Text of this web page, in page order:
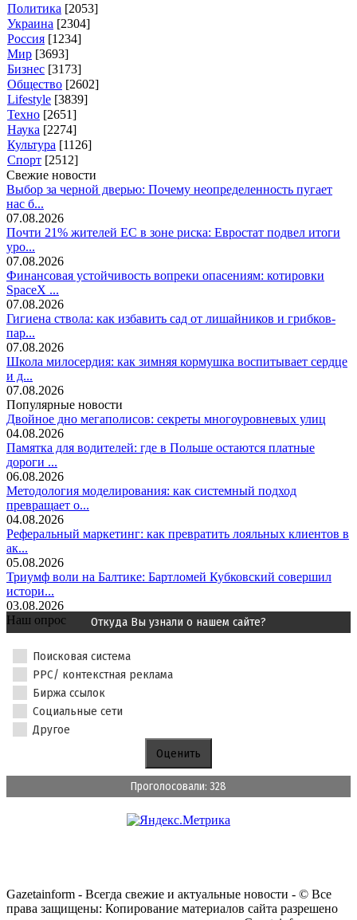
Политика [2053]
Украина [2304]
Россия [1234]
Мир [3693]
Бизнес [3173]
Общество [2602]
Lifestyle [3839]
Техно [2651]
Наука [2274]
Культура [1126]
Спорт [2512]
Свежие новости
Выбор за черной дверью: Почему неопределенность пугает
нас б...
07.08.2026
Почти 21% жителей ЕС в зоне риска: Евростат подвел итоги
уро...
07.08.2026
Финансовая устойчивость вопреки опасениям: котировки
SpaceX ...
07.08.2026
Гигиена ствола: как избавить сад от лишайников и грибков-
пар...
07.08.2026
Школа милосердия: как зимняя кормушка воспитывает сердце
и д...
07.08.2026
Популярные новости
Двойное дно мегаполисов: секреты многоуровневых улиц
04.08.2026
Памятка для водителей: где в Польше остаются платные
дороги ...
06.08.2026
Методология моделирования: как системный подход
превращает о...
04.08.2026
Реферальный маркетинг: как превратить лояльных клиентов в
ак...
05.08.2026
Триумф воли на Балтике: Бартломей Кубковский совершил
истори...
03.08.2026
Наш опрос
Откуда Вы узнали о нашем сайте?
Поисковая система
PPC/ контекстная реклама
Биржа ссылок
Социальные сети
Другое
Проголосовали: 328
Gazetainform - Всегда свежие и актуальные новости - © Все
права защищены: Копирование материалов сайта разрешено